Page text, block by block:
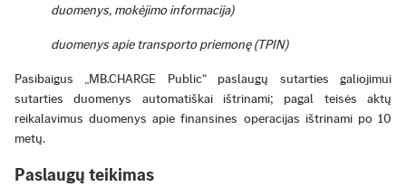
duomenys, mokėjimo informacija)
duomenys apie transporto priemonę (TPIN)
Pasibaigus „MB.CHARGE Public“ paslaugų sutarties galiojimui
sutarties duomenys automatiškai ištrinami; pagal teisės aktų
reikalavimus duomenys apie finansines operacijas ištrinami po 10
metų.
Paslaugų teikimas